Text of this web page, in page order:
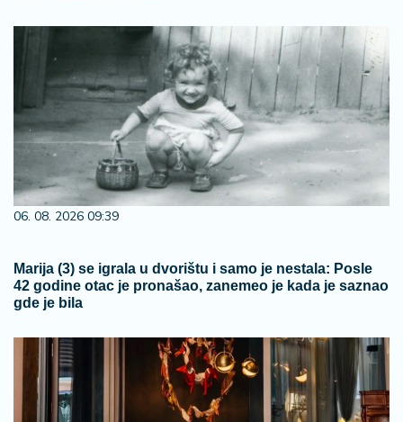
06. 08. 2026 09:39
Marija (3) se igrala u dvorištu i samo je nestala: Posle
42 godine otac je pronašao, zanemeo je kada je saznao
gde je bila